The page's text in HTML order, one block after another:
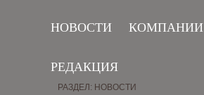
НОВОСТИ КОМПАНИИ
РЕДАКЦИЯ
РАЗДЕЛ: НОВОСТИ